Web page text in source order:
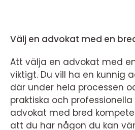
Välj en advokat med en
Att välja en advokat med
viktigt. Du vill ha en kunnig
där under hela processen
praktiska och
advokat med bred
att du har någon du kan